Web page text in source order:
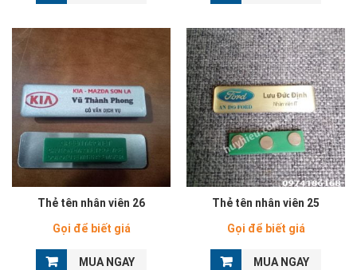
Thẻ tên nhân viên 26
Gọi để biết giá
MUA NGAY
Thẻ tên nhân viên 25
Gọi để biết giá
MUA NGAY